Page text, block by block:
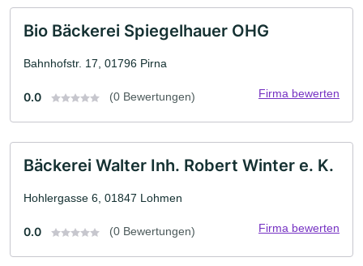
Bio Bäckerei Spiegelhauer OHG
Bahnhofstr. 17, 01796 Pirna
0.0 (0 Bewertungen) Firma bewerten
Bäckerei Walter Inh. Robert Winter e. K.
Hohlergasse 6, 01847 Lohmen
0.0 (0 Bewertungen) Firma bewerten